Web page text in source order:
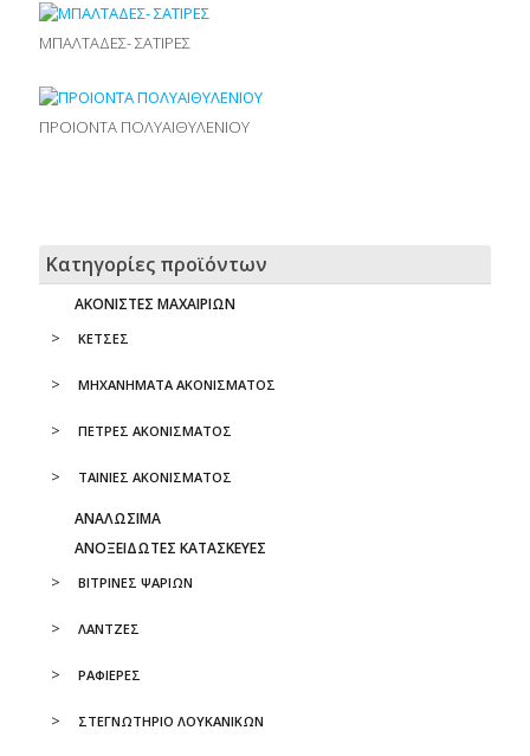
ΜΠΑΛΤΑΔΕΣ- ΣΑΤΙΡΕΣ
ΠΡΟΙΟΝΤΑ ΠΟΛΥΑΙΘΥΛΕΝΙΟΥ
Κατηγορίες προϊόντων
ΑΚΟΝΙΣΤΕΣ ΜΑΧΑΙΡΙΩΝ
ΚΕΤΣΕΣ
ΜΗΧΑΝΗΜΑΤΑ ΑΚΟΝΙΣΜΑΤΟΣ
ΠΕΤΡΕΣ ΑΚΟΝΙΣΜΑΤΟΣ
ΤΑΙΝΙΕΣ ΑΚΟΝΙΣΜΑΤΟΣ
ΑΝΑΛΩΣΙΜΑ
ΑΝΟΞΕΙΔΩΤΕΣ ΚΑΤΑΣΚΕΥΕΣ
ΒΙΤΡΙΝΕΣ ΨΑΡΙΩΝ
ΛΑΝΤΖΕΣ
ΡΑΦΙΕΡΕΣ
ΣΤΕΓΝΩΤΗΡΙΟ ΛΟΥΚΑΝΙΚΩΝ